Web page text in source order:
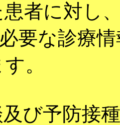
者に対し
要な診療
。
び予防接